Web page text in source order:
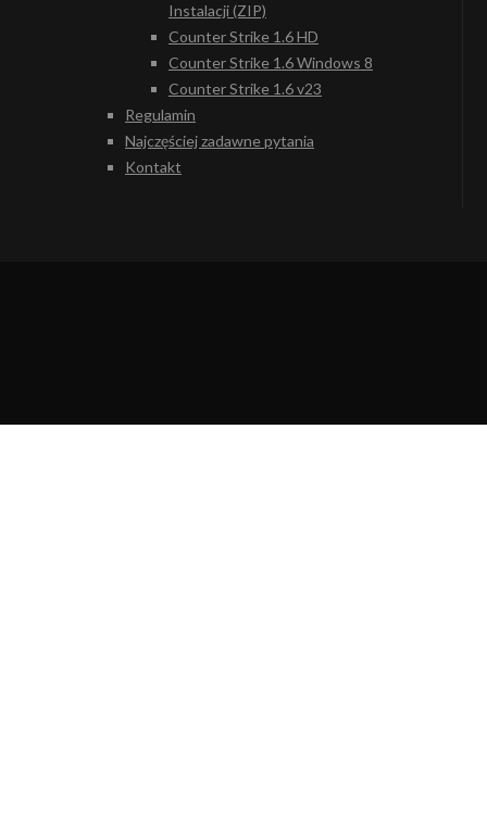
Instalacji (ZIP)
Counter Strike 1.6 HD
Counter Strike 1.6 Windows 8
Counter Strike 1.6 v23
Regulamin
Najczęściej zadawne pytania
Kontakt